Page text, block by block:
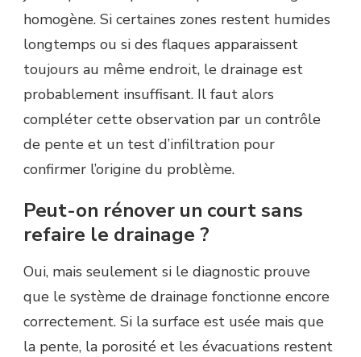
homogène. Si certaines zones restent humides
longtemps ou si des flaques apparaissent
toujours au même endroit, le drainage est
probablement insuffisant. Il faut alors
compléter cette observation par un contrôle
de pente et un test d’infiltration pour
confirmer l’origine du problème.
Peut-on rénover un court sans
refaire le drainage ?
Oui, mais seulement si le diagnostic prouve
que le système de drainage fonctionne encore
correctement. Si la surface est usée mais que
la pente, la porosité et les évacuations restent